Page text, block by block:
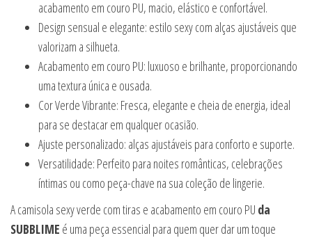
acabamento em couro PU, macio, elástico e confortável.
Design sensual e elegante: estilo sexy com alças ajustáveis que
valorizam a silhueta.
Acabamento em couro PU: luxuoso e brilhante, proporcionando
uma textura única e ousada.
Cor Verde Vibrante: Fresca, elegante e cheia de energia, ideal
para se destacar em qualquer ocasião.
Ajuste personalizado: alças ajustáveis para conforto e suporte.
Versatilidade: Perfeito para noites românticas, celebrações
íntimas ou como peça-chave na sua coleção de lingerie.
A camisola sexy verde com tiras e acabamento em couro PU da
SUBBLIME é uma peça essencial para quem quer dar um toque